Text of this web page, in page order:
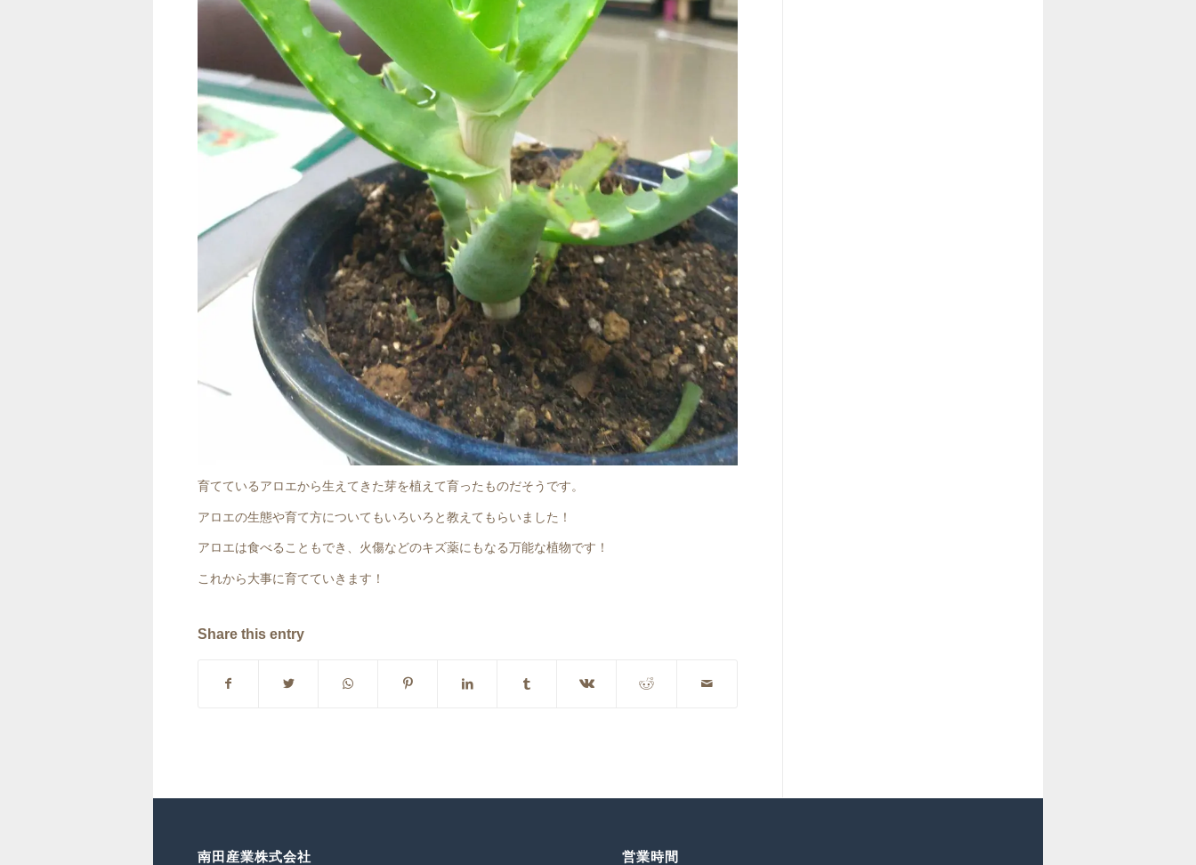
育てているアロエから生えてきた芽を植えて育ったものだそうです。
アロエの生態や育て方についてもいろいろと教えてもらいました！
アロエは食べることもでき、火傷などのキズ薬にもなる万能な植物です！
これから大事に育てていきます！
Share this entry
南田産業株式会社 営業時間